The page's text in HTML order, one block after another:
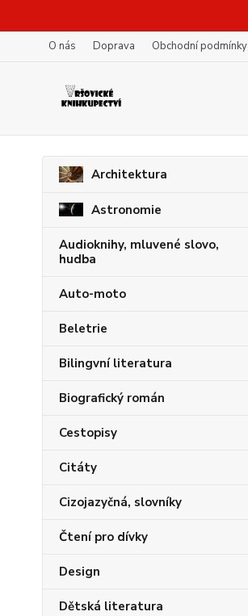
O nás Doprava Obchodní podmínky
Architektura
Astronomie
Audioknihy, mluvené slovo,
hudba
Auto-moto
Beletrie
Bilingvní literatura
Biografický román
Cestopisy
Citáty
Cizojazyčná, slovníky
Čtení pro dívky
Design
Dětská literatura